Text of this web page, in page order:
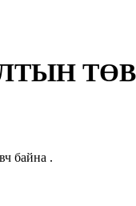
ТӨВ 5
байна .